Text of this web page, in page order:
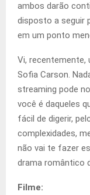
ambos darão
disposto a seguir
em um ponto
Vi, recentemente,
Sofia Carson.
streaming pode
você é daqueles
fácil de digerir,
complexidades,
não vai te fazer
drama romântico
Filme: